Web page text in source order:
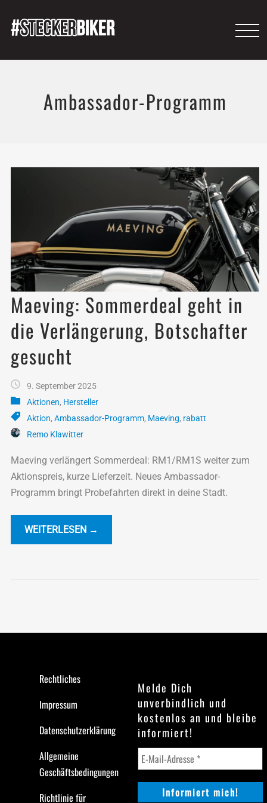
Ambassador-Programm
Maeving: Sommerdeal geht in
die Verlängerung, Botschafter
gesucht
9. September 2025
Aktionen, Hersteller
Aktion, Ambassador-Programm, Maeving, rabatt
Remo Klawitter
Maeving verlängert Sommerdeal: RM1/RM1S weiter zum
Aktionspreis, kurze Lieferzeit. Neues Ambassador-
Programm bringt Probefahrten direkt in deine Stadt.
WEITERLESEN →
Rechtliches
Impressum
Datenschutzerklärung
Allgemeine
Geschäftsbedingungen
Richtlinie für
Melde Dich
unverbindlich und
kostenlos an und bleibe
informiert!